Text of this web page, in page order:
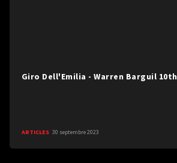
Giro Dell'Emilia - Warren Barguil 10th
ARTICLES 30 septembre 2023